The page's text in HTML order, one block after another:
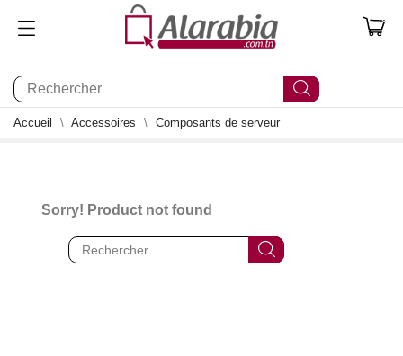
0
Accueil Accessoires Composants de serveur
Sorry! Product not found